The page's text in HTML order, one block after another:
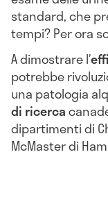
standard, che
tempi? Per ora
A dimostrare l’
potrebbe
una patologia
di ricerca
dipartimenti di
McMaster di